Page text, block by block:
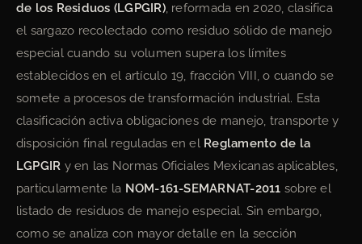
de los Residuos (LGPGIR), reformada en 2020, clasifica
el sargazo recolectado como residuo sólido de manejo
especial cuando su volumen supera los límites
establecidos en el artículo 19, fracción VIII, o cuando se
somete a procesos de transformación industrial. Esta
clasificación activa obligaciones de manejo, transporte y
disposición final reguladas en el Reglamento de la
LGPGIR y en las Normas Oficiales Mexicanas aplicables,
particularmente la NOM-161-SEMARNAT-2011 sobre el
listado de residuos de manejo especial. Sin embargo,
como se analiza con mayor detalle en la sección